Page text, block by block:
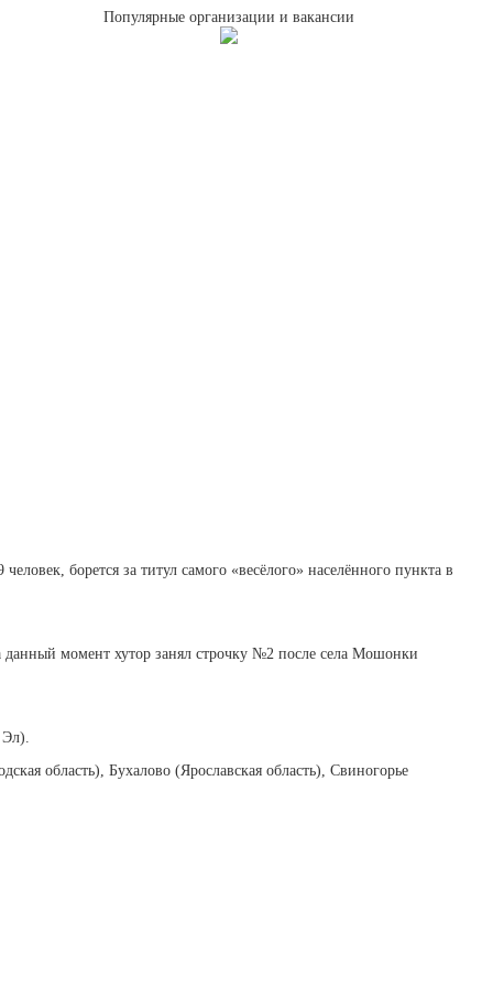
Популярные организации и вакансии
борется за титул самого «весёлого» населённого пункта в
момент хутор занял строчку №2 после села Мошонки
область), Бухалово (Ярославская область), Свиногорье